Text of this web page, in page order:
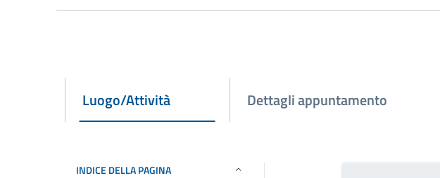
Luogo/Attività Dettagli appuntamento
INDICE DELLA PAGINA